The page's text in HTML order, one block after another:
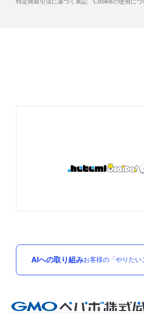
特定商取引法に基づく表記 Cookieの使用につ
AIへの取り組みお客様の「やりたい